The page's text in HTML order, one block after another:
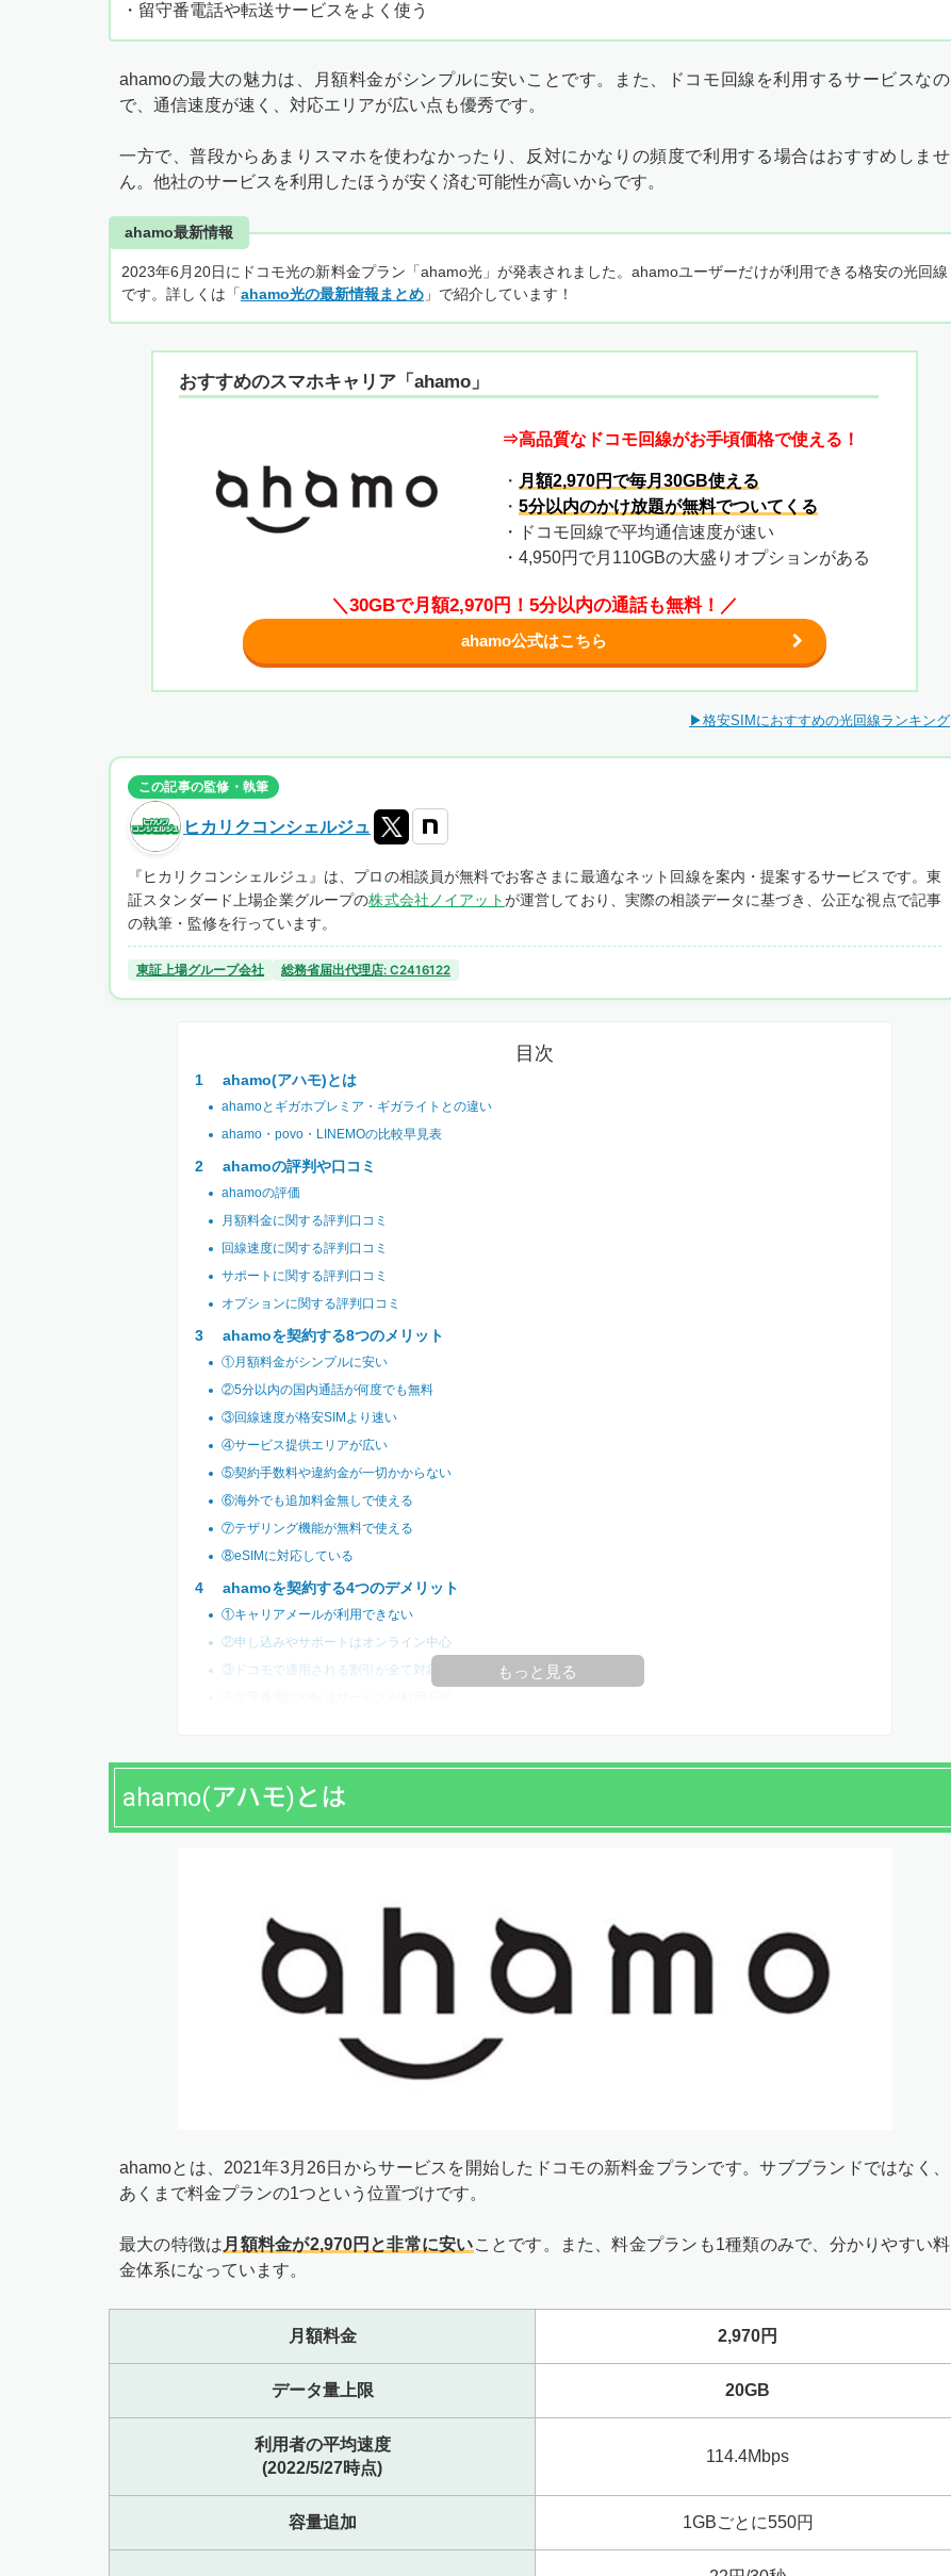
・留守番電話や転送サービスをよく使う
ahamoの最大の魅力は、月額料金がシンプルに安いことです。また、ドコモ回線を利用するサービスなの
で、通信速度が速く、対応エリアが広い点も優秀です。
一方で、普段からあまりスマホを使わなかったり、反対にかなりの頻度で利用する場合はおすすめしませ
ん。他社のサービスを利用したほうが安く済む可能性が高いからです。
ahamo最新情報
2023年6月20日にドコモ光の新料金プラン「ahamo光」が発表されました。ahamoユーザーだけが利用できる格安の光回線
です。詳しくは「ahamo光の最新情報まとめ 」で紹介しています！
おすすめのスマホキャリア「ahamo」
⇒高品質なドコモ回線がお手頃価格で使える！
・ 月額2,970円で毎月30GB使える
・ 5分以内のかけ放題が無料でついてくる
・ドコモ回線で平均通信速度が速い
・4,950円で月110GBの大盛りオプションがある
＼30GBで月額2,970円！5分以内の通話も無料！／
ahamo公式はこちら
▶格安SIMにおすすめの光回線ランキング
この記事の監修・執筆
ヒカリクコンシェルジュ
『ヒカリクコンシェルジュ』は、プロの相談員が無料でお客さまに最適なネット回線を案内・提案するサービスです。東
証スタンダード上場企業グループの株式会社ノイアットが運営しており、実際の相談データに基づき、公正な視点で記事
の執筆・監修を行っています。
東証上場グループ会社 総務省届出代理店: C2416122
目次
ahamo(アハモ)とは
ahamoとギガホプレミア・ギガライトとの違い
ahamo・povo・LINEMOの比較早見表
ahamoの評判や口コミ
ahamoの評価
月額料金に関する評判口コミ
回線速度に関する評判口コミ
サポートに関する評判口コミ
オプションに関する評判口コミ
ahamoを契約する8つのメリット
①月額料金がシンプルに安い
②5分以内の国内通話が何度でも無料
③回線速度が格安SIMより速い
④サービス提供エリアが広い
⑤契約手数料や違約金が一切かからない
⑥海外でも追加料金無しで使える
⑦テザリング機能が無料で使える
⑧eSIMに対応している
ahamoを契約する4つのデメリット
①キャリアメールが利用できない
②申し込みやサポートはオンライン中心
③ドコモで適用される割引が全て対象外
もっと見る
ahamo(アハモ)とは
ahamoとは、2021年3月26日からサービスを開始したドコモの新料金プランです。サブブランドではなく、
あくまで料金プランの1つという位置づけです。
最大の特徴は 月額料金が2,970円と非常に安いことです。また、料金プランも1種類のみで、分かりやすい料
金体系になっています。
月額料金 2,970円
データ量上限 20GB
利用者の平均速度
(2022/5/27時点)
114.4Mbps
容量追加 1GBごとに550円